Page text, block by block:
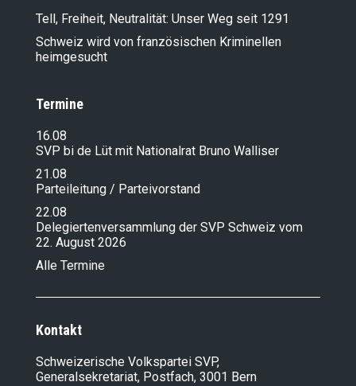
Tell, Freiheit, Neutralität: Unser Weg seit 1291
Schweiz wird von französischen Kriminellen
heimgesucht
Termine
16.08
SVP bi de Lüt mit Nationalrat Bruno Walliser
21.08
Parteileitung / Parteivorstand
22.08
Delegiertenversammlung der SVP Schweiz vom
22. August 2026
Alle Termine
Kontakt
Schweizerische Volkspartei SVP,
Generalsekretariat, Postfach, 3001 Bern